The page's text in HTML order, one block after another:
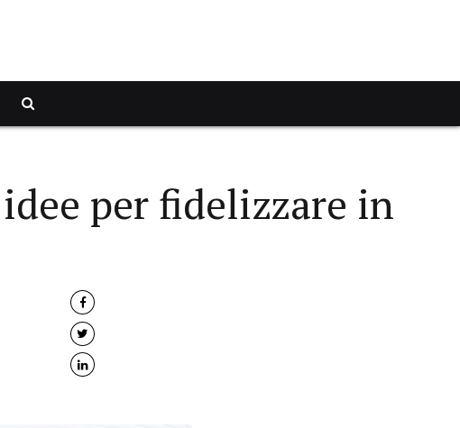
per fidelizzare in